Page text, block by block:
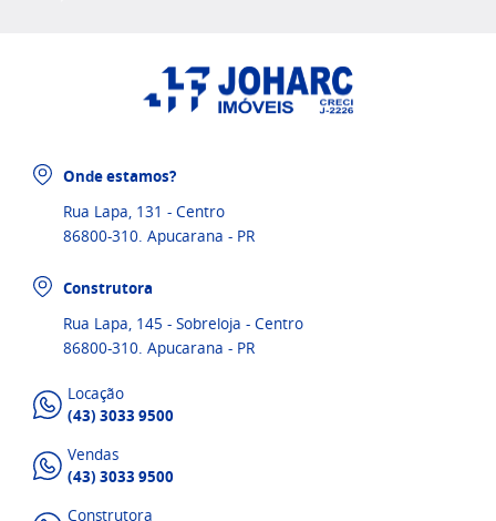
Onde estamos?
Rua Lapa, 131 - Centro
86800-310. Apucarana - PR
Construtora
Rua Lapa, 145 - Sobreloja - Centro
86800-310. Apucarana - PR
Locação
(43) 3033 9500
Vendas
(43) 3033 9500
Construtora